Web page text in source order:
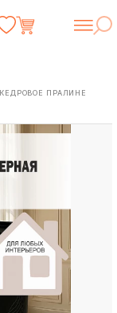
ПРАЛИНЕ